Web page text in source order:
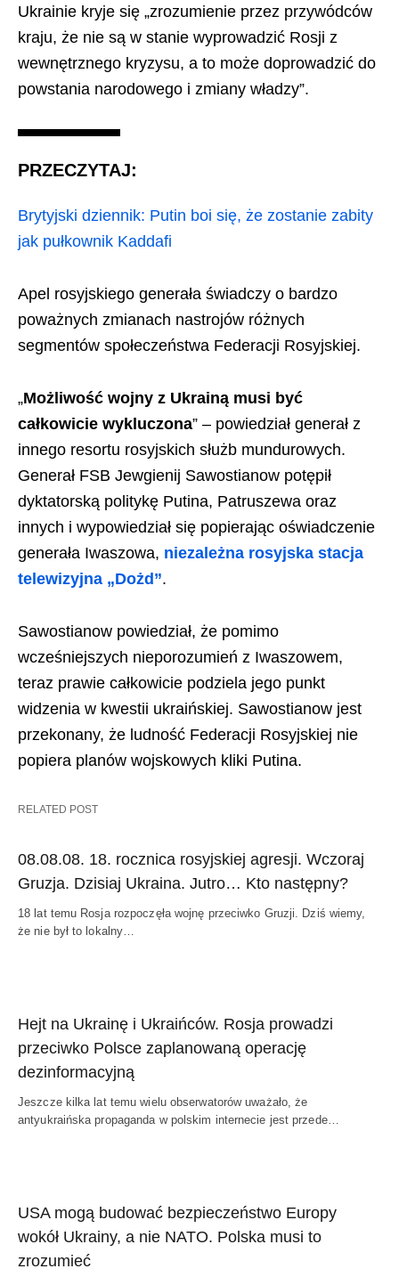
Ukrainie kryje się „zrozumienie przez przywódców
kraju, że nie są w stanie wyprowadzić Rosji z
wewnętrznego kryzysu, a to może doprowadzić do
powstania narodowego i zmiany władzy”.
PRZECZYTAJ:
Brytyjski dziennik: Putin boi się, że zostanie zabity
jak pułkownik Kaddafi
Apel rosyjskiego generała świadczy o bardzo
poważnych zmianach nastrojów różnych
segmentów społeczeństwa Federacji Rosyjskiej.
„Możliwość wojny z Ukrainą musi być
całkowicie wykluczona” – powiedział generał z
innego resortu rosyjskich służb mundurowych.
Generał FSB Jewgienij Sawostianow potępił
dyktatorską politykę Putina, Patruszewa oraz
innych i wypowiedział się popierając oświadczenie
generała Iwaszowa, niezależna rosyjska stacja
telewizyjna „Dożd”.
Sawostianow powiedział, że pomimo
wcześniejszych nieporozumień z Iwaszowem,
teraz prawie całkowicie podziela jego punkt
widzenia w kwestii ukraińskiej. Sawostianow jest
przekonany, że ludność Federacji Rosyjskiej nie
popiera planów wojskowych kliki Putina.
RELATED POST
08.08.08. 18. rocznica rosyjskiej agresji. Wczoraj
Gruzja. Dzisiaj Ukraina. Jutro… Kto następny?
18 lat temu Rosja rozpoczęła wojnę przeciwko Gruzji. Dziś wiemy,
że nie był to lokalny…
Hejt na Ukrainę i Ukraińców. Rosja prowadzi
przeciwko Polsce zaplanowaną operację
dezinformacyjną
Jeszcze kilka lat temu wielu obserwatorów uważało, że
antyukraińska propaganda w polskim internecie jest przede…
USA mogą budować bezpieczeństwo Europy
wokół Ukrainy, a nie NATO. Polska musi to
zrozumieć